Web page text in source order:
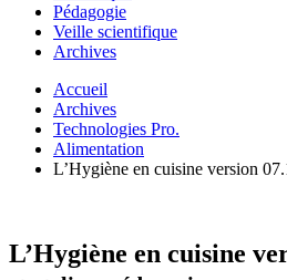
Pédagogie
Veille scientifique
Archives
Accueil
Archives
Technologies Pro.
Alimentation
L’Hygiène en cuisine version
L’Hygiène en cuisine